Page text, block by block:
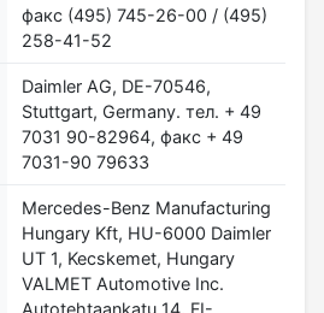
факс (495) 745-26-00 / (495)
258-41-52
Daimler AG, DЕ-70546,
Stuttgart, Germany. тел. + 49
7031 90-82964, факс + 49
7031-90 79633
Mercedes-Benz Manufacturing
Hungary Kft, HU-6000 Daimler
UT 1, Kecskemet, Hungary
VALMET Automotive Inc.
Autotehtaankatu 14, FI-